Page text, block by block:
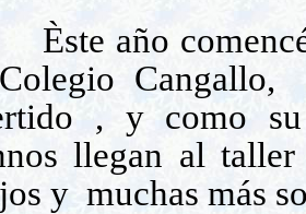
Èste año comenc
Cangallo,
, y como
llegan al
y muchas más